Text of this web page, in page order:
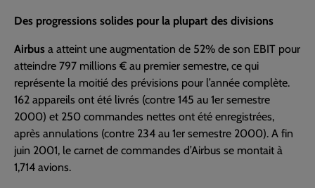
Des progressions solides pour la plupart des divisions
Airbus a atteint une augmentation de 52% de son EBIT pour
atteindre 797 millions € au premier semestre, ce qui
représente la moitié des prévisions pour l’année complète.
162 appareils ont été livrés (contre 145 au 1er semestre
2000) et 250 commandes nettes ont été enregistrées,
après annulations (contre 234 au 1er semestre 2000). A fin
juin 2001, le carnet de commandes d’Airbus se montait à
1,714 avions.